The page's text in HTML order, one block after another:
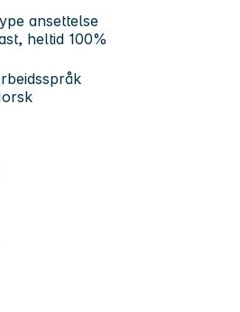
ansettelse
heltid 100%